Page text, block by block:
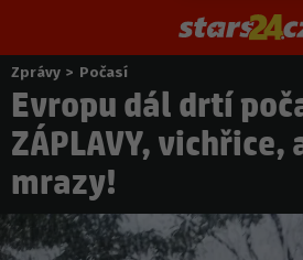
Nacházíte
se
zde:
Zprávy > Počasí
Evropu dál drtí
ZÁPLAVY, vichřice,
mrazy!